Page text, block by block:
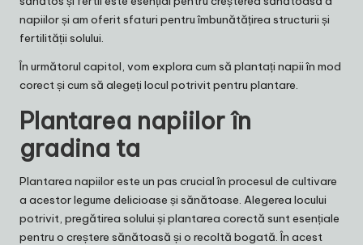
napiilor și am oferit sfaturi pentru îmbunătățirea structurii și
fertilității solului.
În următorul capitol, vom explora cum să plantați napii în mod
corect și cum să alegeți locul potrivit pentru plantare.
Plantarea napiilor în
gradina ta
Plantarea napiilor este un pas crucial în procesul de cultivare
a acestor legume delicioase și sănătoase. Alegerea locului
potrivit, pregătirea solului și plantarea corectă sunt esențiale
pentru o creștere sănătoasă și o recoltă bogată. În acest